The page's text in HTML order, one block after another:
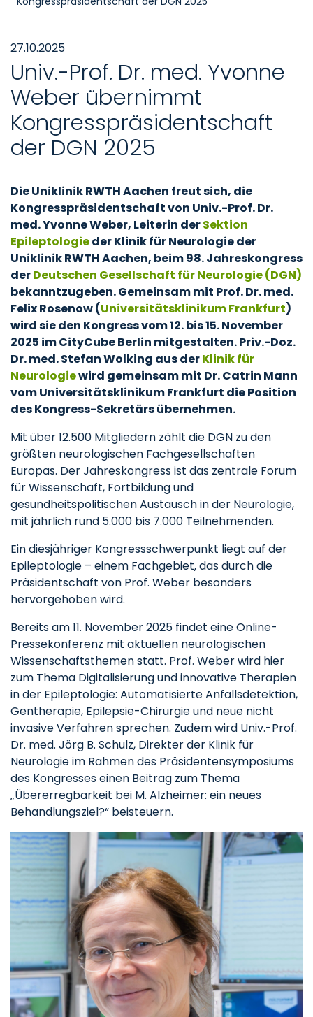
27.10.2025
Univ.-Prof. Dr. med. Yvonne
Weber übernimmt
Kongresspräsidentschaft
der DGN 2025
Die Uniklinik RWTH Aachen freut sich, die
Kongresspräsidentschaft von Univ.-Prof. Dr.
med. Yvonne Weber, Leiterin derSektion
Epileptologieder Klinik für Neurologie der
Uniklinik RWTH Aachen, beim 98. Jahreskongress
derDeutschen Gesellschaft für Neurologie (DGN)
bekanntzugeben. Gemeinsam mit Prof. Dr. med.
Felix Rosenow (Universitätsklinikum Frankfurt)
wird sie den Kongress vom 12. bis 15. November
2025 im CityCube Berlin mitgestalten. Priv.-Doz.
Dr. med. Stefan Wolking aus derKlinik für
Neurologiewird gemeinsam mit Dr. Catrin Mann
vom Universitätsklinikum Frankfurt die Position
des Kongress-Sekretärs übernehmen.
Mit über 12.500 Mitgliedern zählt die DGN zu den
größten neurologischen Fachgesellschaften
Europas. Der Jahreskongress ist das zentrale Forum
für Wissenschaft, Fortbildung und
gesundheitspolitischen Austausch in der Neurologie,
mit jährlich rund 5.000 bis 7.000 Teilnehmenden.
Ein diesjähriger Kongressschwerpunkt liegt auf der
Epileptologie – einem Fachgebiet, das durch die
Präsidentschaft von Prof. Weber besonders
hervorgehoben wird.
Bereits am 11. November 2025 findet eine Online-
Pressekonferenz mit aktuellen neurologischen
Wissenschaftsthemen statt. Prof. Weber wird hier
zum Thema Digitalisierung und innovative Therapien
in der Epileptologie: Automatisierte Anfallsdetektion,
Gentherapie, Epilepsie-Chirurgie und neue nicht
invasive Verfahren sprechen. Zudem wird Univ.-Prof.
Dr. med. Jörg B. Schulz, Direkter der Klinik für
Neurologie im Rahmen des Präsidentensymposiums
des Kongresses einen Beitrag zum Thema
„Übererregbarkeit bei M. Alzheimer: ein neues
Behandlungsziel?“ beisteuern.